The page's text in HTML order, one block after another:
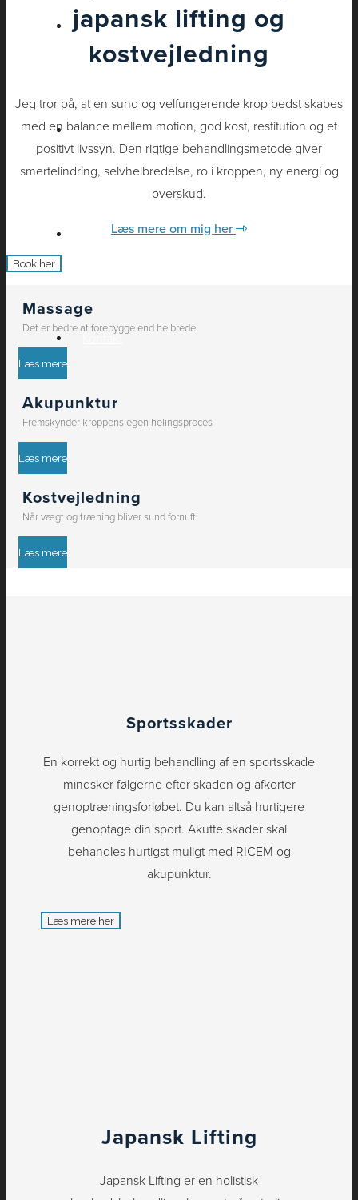
Priser
Om Hanne
Book her
Kontakt
japansk lifting og
kostvejledning
Jeg tror på, at en sund og velfungerende krop bedst skabes
med en balance mellem motion, god kost, restitution og et
positivt livssyn. Den rigtige behandlingsmetode giver
smertelindring, selvhelbredelse, ro i kroppen, ny energi og
overskud.
Læs mere om mig her
Book her
Massage
Det er bedre at forebygge end helbrede!
Læs mere
Akupunktur
Fremskynder kroppens egen helingsproces
Læs mere
Kostvejledning
Når vægt og træning bliver sund fornuft!
Læs mere
Sportsskader
En korrekt og hurtig behandling af en sportsskade
mindsker følgerne efter skaden og afkorter
genoptræningsforløbet. Du kan altså hurtigere
genoptage din sport. Akutte skader skal
behandles hurtigst muligt med RICEM og
akupunktur.
Læs mere her
Japansk Lifting
Japansk Lifting er en holistisk